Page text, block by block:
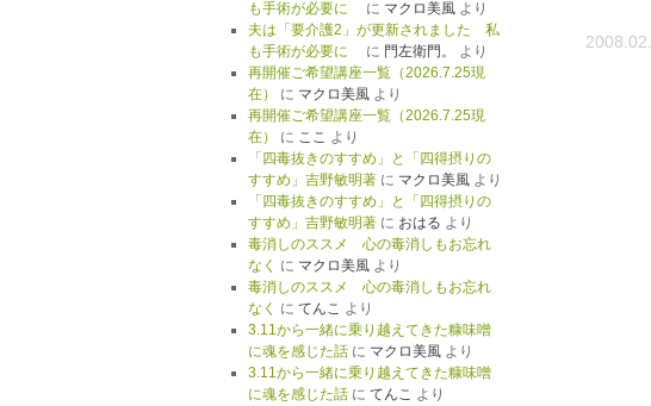
も手術が必要に
に マクロ美風より
夫は「要介護2」が更新されました 私
も手術が必要に
に 門左衛門。
より
再開催ご希望講座一覧（2026.7.25現
在）
に マクロ美風より
再開催ご希望講座一覧（2026.7.25現
在）
に ここ より
「四毒抜きのすすめ」と「四得摂りの
すすめ」吉野敏明著に マクロ美風より
「四毒抜きのすすめ」と「四得摂りの
すすめ」吉野敏明著に おはる より
毒消しのススメ 心の毒消しもお忘れ
なく に マクロ美風より
毒消しのススメ 心の毒消しもお忘れ
なく に てんこ より
3.11から一緒に乗り越えてきた糠味噌
に魂を感じた話に マクロ美風より
3.11から一緒に乗り越えてきた糠味噌
に魂を感じた話に てんこ より